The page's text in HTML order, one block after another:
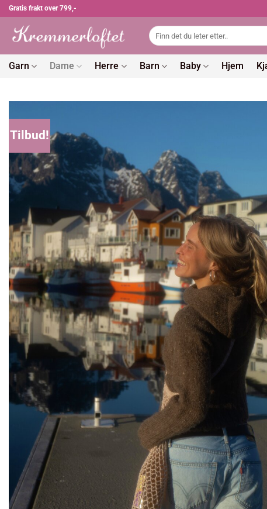
Skip
content
Gratis frakt over 799,-
Søk
etter:
Garn Dame Herre Barn Baby Hjem
Tilbud!